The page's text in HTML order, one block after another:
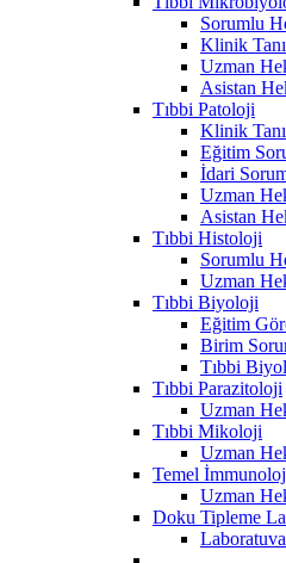
Sorumlu
Klinik
Uzman
Asistan
Tıbbi Patoloji
Klinik
Eğitim
İdari
Uzman
Asistan
Tıbbi Histoloji
Sorumlu
Uzman
Tıbbi Biyoloji
Eğitim
Birim
Tıbbi
Tıbbi Parazitoloji
Uzman
Tıbbi Mikoloji
Uzman
Temel
Uzman
Doku Tipleme